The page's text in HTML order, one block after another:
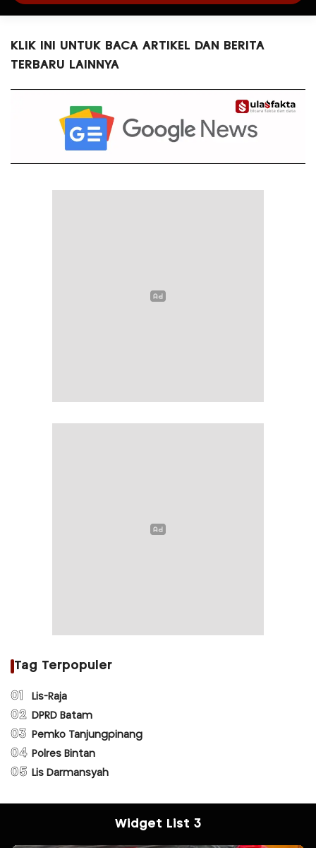
KLIK INI UNTUK BACA ARTIKEL DAN BERITA
TERBARU LAINNYA
Tag Terpopuler
01 Lis-Raja
02 DPRD Batam
03 Pemko Tanjungpinang
04 Polres Bintan
05 Lis Darmansyah
Widget List 3